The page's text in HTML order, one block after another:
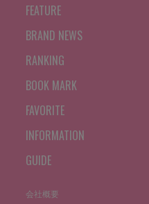
FEATURE
BRAND NEWS
RANKING
BOOK MARK
FAVORITE
INFORMATION
GUIDE
会社概要